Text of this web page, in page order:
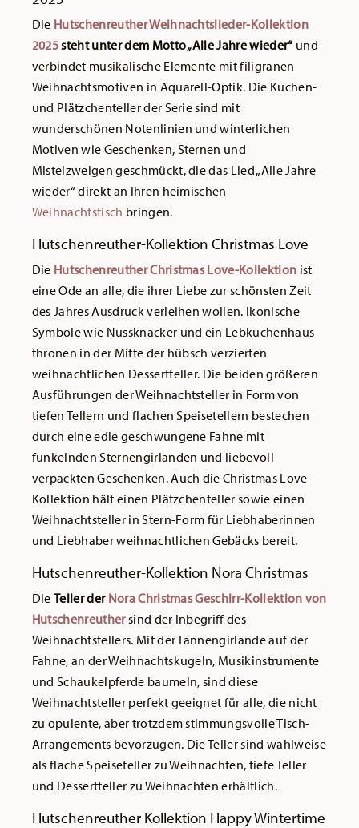
Die Hutschenreuther Weihnachtslieder-Kollektion
2025steht unter dem Motto „Alle Jahre wieder“ und
verbindet musikalische Elemente mit filigranen
Weihnachtsmotiven in Aquarell-Optik. Die Kuchen-
und Plätzchenteller der Serie sind mit
wunderschönen Notenlinien und winterlichen
Motiven wie Geschenken, Sternen und
Mistelzweigen geschmückt, die das Lied „Alle Jahre
wieder“ direkt an Ihren heimischen
Weihnachtstisch bringen.
Hutschenreuther-Kollektion Christmas Love
Die Hutschenreuther Christmas Love-Kollektion ist
eine Ode an alle, die ihrer Liebe zur schönsten Zeit
des Jahres Ausdruck verleihen wollen. Ikonische
Symbole wie Nussknacker und ein Lebkuchenhaus
thronen in der Mitte der hübsch verzierten
weihnachtlichen Dessertteller. Die beiden größeren
Ausführungen der Weihnachtsteller in Form von
tiefen Tellern und flachen Speisetellern bestechen
durch eine edle geschwungene Fahne mit
funkelnden Sternengirlanden und liebevoll
verpackten Geschenken. Auch die Christmas Love-
Kollektion hält einen Plätzchenteller sowie einen
Weihnachtsteller in Stern-Form für Liebhaberinnen
und Liebhaber weihnachtlichen Gebäcks bereit.
Hutschenreuther-Kollektion Nora Christmas
DieTeller der Nora Christmas Geschirr-Kollektion von
Hutschenreuthersind der Inbegriff des
Weihnachtstellers. Mit der Tannengirlande auf der
Fahne, an der Weihnachtskugeln, Musikinstrumente
und Schaukelpferde baumeln, sind diese
Weihnachtsteller perfekt geeignet für alle, die nicht
zu opulente, aber trotzdem stimmungsvolle Tisch-
Arrangements bevorzugen. Die Teller sind wahlweise
als flache Speiseteller zu Weihnachten, tiefe Teller
und Dessertteller zu Weihnachten erhältlich.
Hutschenreuther Kollektion Happy Wintertime